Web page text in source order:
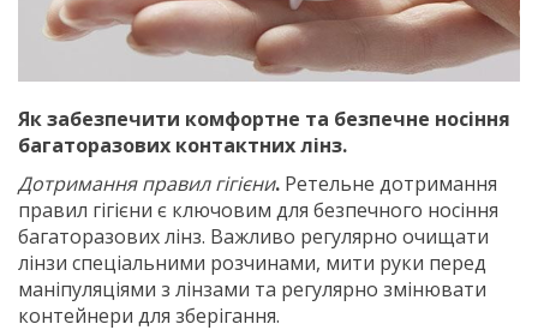
Як забезпечити комфортне та безпечне носіння
багаторазових контактних лінз.
Дотримання правил гігієни. Ретельне дотримання
правил гігієни є ключовим для безпечного носіння
багаторазових лінз. Важливо регулярно очищати
лінзи спеціальними розчинами, мити руки перед
маніпуляціями з лінзами та регулярно змінювати
контейнери для зберігання.